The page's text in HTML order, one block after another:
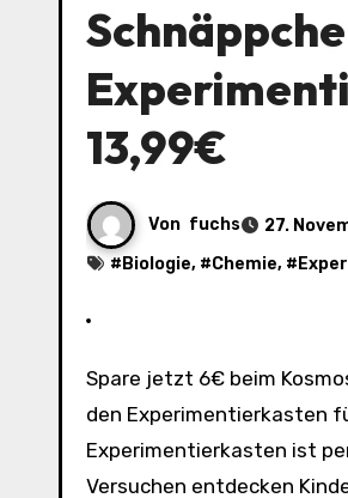
13,99€
Von fuchs
27.
# Biologie, #Chemie, #
Spare jetzt 6€ beim Kosmos Mein erster Experimentierkasten – Naturgesetze (60228). Bei Amazon erhältst du
den Experimentierkasten
Experimentierkasten ist
Versuchen entdecken